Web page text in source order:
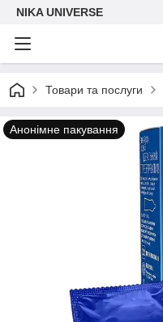
NIKA UNIVERSE
Товари та послуги
Анонімне пакування